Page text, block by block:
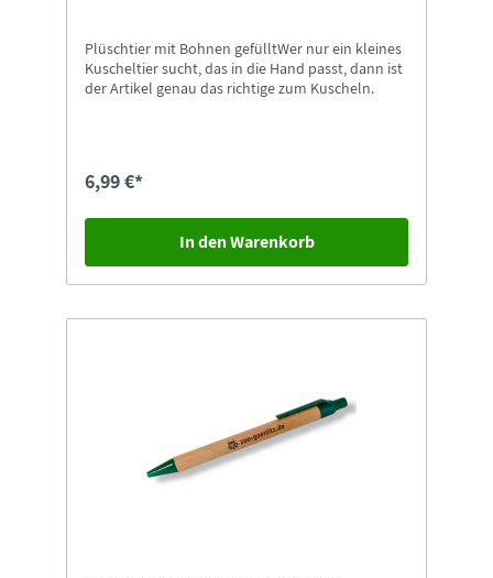
Plüschtier mit Bohnen gefülltWer nur ein kleines
Kuscheltier sucht, das in die Hand passt, dann ist
der Artikel genau das richtige zum Kuscheln.
6,99 €*
In den Warenkorb